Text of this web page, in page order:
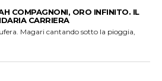
COMPAGNONI, ORO INFINITO. IL
CARRIERA
Magari cantando sotto la pioggia,